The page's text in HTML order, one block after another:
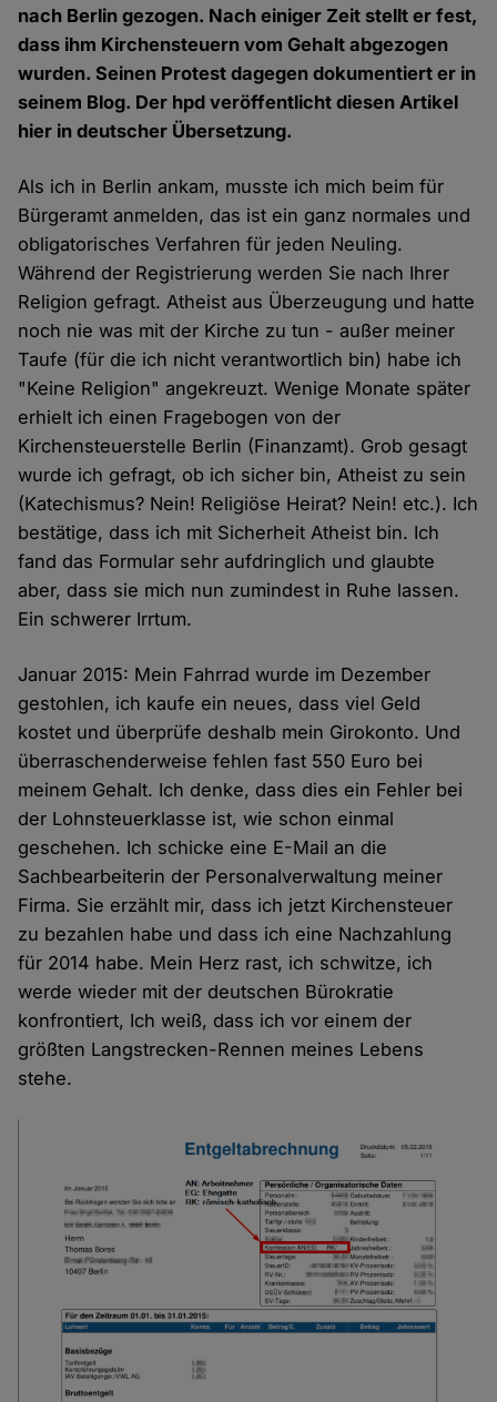
nach Berlin gezogen. Nach einiger Zeit stellt er fest,
dass ihm Kirchensteuern vom Gehalt abgezogen
wurden. Seinen Protest dagegen dokumentiert er in
seinem Blog. Der hpd veröffentlicht diesen Artikel
hier in deutscher Übersetzung.
Als ich in Berlin ankam, musste ich mich beim für
Bürgeramt anmelden, das ist ein ganz normales und
obligatorisches Verfahren für jeden Neuling.
Während der Registrierung werden Sie nach Ihrer
Religion gefragt. Atheist aus Überzeugung und hatte
noch nie was mit der Kirche zu tun - außer meiner
Taufe (für die ich nicht verantwortlich bin) habe ich
"Keine Religion" angekreuzt. Wenige Monate später
erhielt ich einen Fragebogen von der
Kirchensteuerstelle Berlin (Finanzamt). Grob gesagt
wurde ich gefragt, ob ich sicher bin, Atheist zu sein
(Katechismus? Nein! Religiöse Heirat? Nein! etc.). Ich
bestätige, dass ich mit Sicherheit Atheist bin. Ich
fand das Formular sehr aufdringlich und glaubte
aber, dass sie mich nun zumindest in Ruhe lassen.
Ein schwerer Irrtum.
Januar 2015: Mein Fahrrad wurde im Dezember
gestohlen, ich kaufe ein neues, dass viel Geld
kostet und überprüfe deshalb mein Girokonto. Und
überraschenderweise fehlen fast 550 Euro bei
meinem Gehalt. Ich denke, dass dies ein Fehler bei
der Lohnsteuerklasse ist, wie schon einmal
geschehen. Ich schicke eine E-Mail an die
Sachbearbeiterin der Personalverwaltung meiner
Firma. Sie erzählt mir, dass ich jetzt Kirchensteuer
zu bezahlen habe und dass ich eine Nachzahlung
für 2014 habe. Mein Herz rast, ich schwitze, ich
werde wieder mit der deutschen Bürokratie
konfrontiert, Ich weiß, dass ich vor einem der
größten Langstrecken-Rennen meines Lebens
stehe.